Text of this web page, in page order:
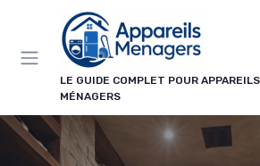
LE GUIDE COMPLET POUR APPAREILS
MÉNAGERS
Panneau de gestion des cookies